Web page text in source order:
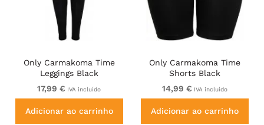
Only Carmakoma Time
Leggings Black
17,99 € IVA incluído
Adicionar ao carrinho
Only Carmakoma Time
Shorts Black
14,99 € IVA incluído
Adicionar ao carrinho